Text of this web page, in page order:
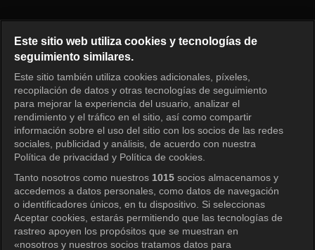
Iniciar sesión
Este sitio web utiliza cookies y tecnologías de
seguimiento similares.
Este sitio también utiliza cookies adicionales, píxeles,
recopilación de datos y otras tecnologías de seguimiento
para mejorar la experiencia del usuario, analizar el
rendimiento y el tráfico en el sitio, así como compartir
información sobre el uso del sitio con los socios de las redes
sociales, publicidad y análisis, de acuerdo con nuestra
Política de privacidad y Política de cookies.
Tanto nosotros como nuestros 1015 socios almacenamos y
accedemos a datos personales, como datos de navegación
o identificadores únicos, en tu dispositivo. Si seleccionas
Aceptar cookies, estarás permitiendo que las tecnologías de
rastreo apoyen los propósitos que se muestran en
«nosotros y nuestros socios tratamos datos para